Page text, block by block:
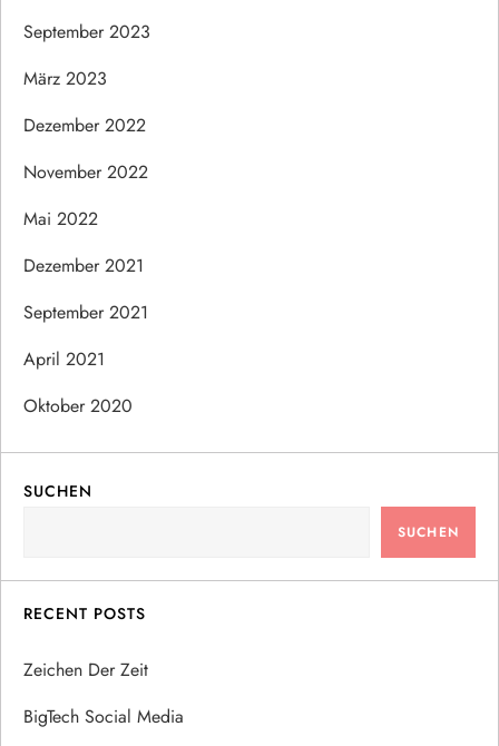
September 2023
März 2023
Dezember 2022
November 2022
Mai 2022
Dezember 2021
September 2021
April 2021
Oktober 2020
SUCHEN
SUCHEN
RECENT POSTS
Zeichen Der Zeit
BigTech Social Media